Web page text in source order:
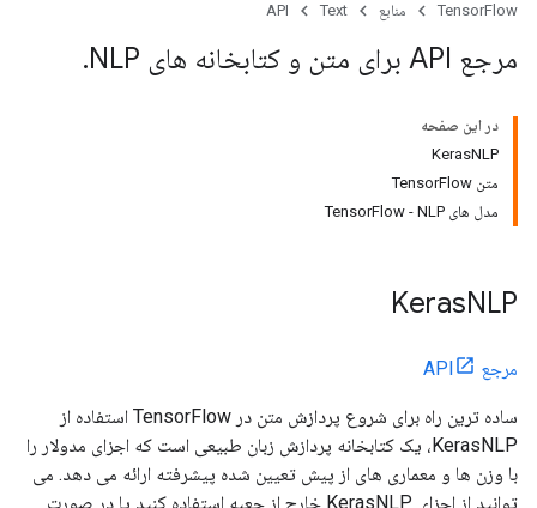
TensorFlow منابع Text
API
مرجع API برای متن و کتابخانه های NLP .
در این صفحه
KerasNLP
متن TensorFlow
مدل های TensorFlow - NLP
KerasNLP
مرجع API
ساده ترین راه برای شروع پردازش متن در TensorFlow استفاده از
KerasNLP، یک کتابخانه پردازش زبان طبیعی است که اجزای مدولار را
با وزن ها و معماری های از پیش تعیین شده پیشرفته ارائه می دهد. می
توانید از اجزای KerasNLP خارج از جعبه استفاده کنید یا در صورت